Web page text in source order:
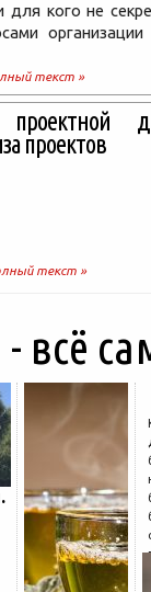
для кого не
текст »
проектов
текст »
всё